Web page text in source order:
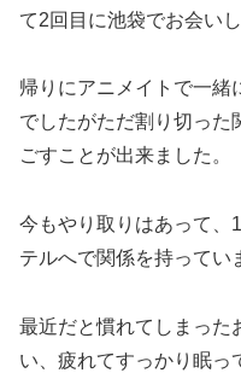
て2回目に池袋でお会い
帰りにアニメイトで一緒
でしたがただ割り切った
ごすことが出来ました。
今もやり取りはあって、
テルへで関係を持ってい
最近だと慣れてしまった
い、疲れてすっかり眠っ